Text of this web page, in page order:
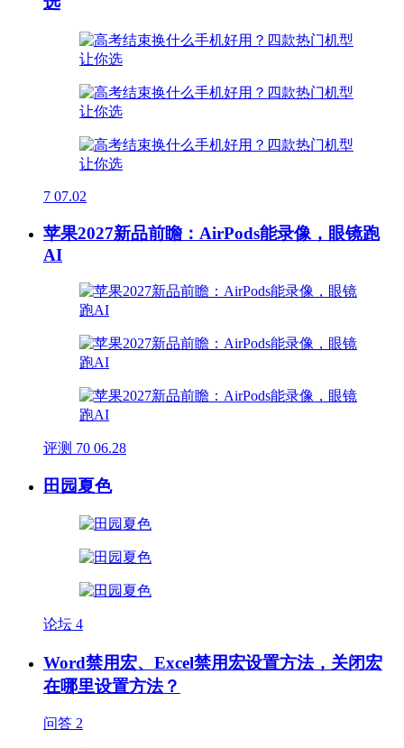
7 07.02
苹果2027新品前瞻：AirPods能录像，眼镜跑
AI
评测 70 06.28
田园夏色
论坛 4
Word禁用宏、Excel禁用宏设置方法，关闭宏
在哪里设置方法？
问答 2